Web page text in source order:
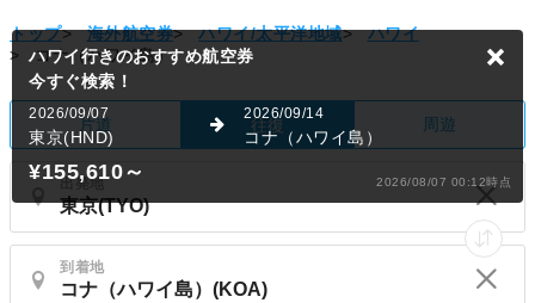
トップ> 海外航空券> ハワイ/太平洋地域>
ハワイ
>
コナ（ハワイ島）
片道 往復 周遊
出発地
到着地
ハワイ行きのおすすめ航空券
今すぐ検索！
2026/09/07
東京(HND)
2026/09/14
コナ（ハワイ島）
¥155,610～ 2026/08/07 00:12時点